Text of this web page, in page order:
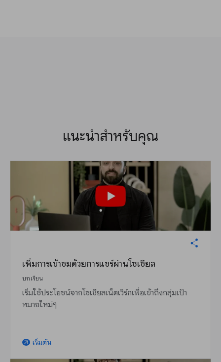
แนะนำสำหรับคุณ
เพิ่มการเข้าชมด้วยการแชร์ผ่านโซเชียล
บทเรียน
เริ่มใช้ประโยชน์จากโซเชียลเน็ตเวิร์กเพื่อเข้าถึงกลุ่มเป้า
หมายใหม่ๆ
arrow_outward เริ่มต้น